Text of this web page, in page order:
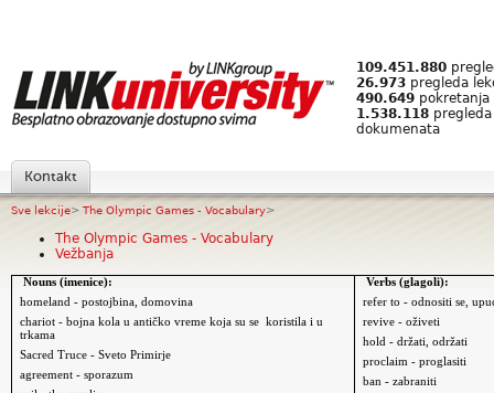
109.451.880
26.973 pregleda
490.649 pokretanja
1.538.118
dokumenata
Kontakt
Sve lekcije> The Olympic Games - Vocabulary>
The Olympic Games - Vocabulary
Vežbanja
Nouns (imenice):
homeland - postojbina, domovina
chariot - bojna kola u antičko vreme koja su se koristila i u
trkama
Sacred Truce - Sveto Primirje
agreement - sporazum
Verbs (glagoli):
refer to - odnositi se,
revive - oživeti
hold - držati, održati
proclaim - proglasiti
ban - zabraniti